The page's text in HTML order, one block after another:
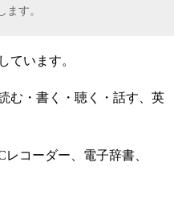
す。
ています。
む・書く・聴く・話す、英
コーダー、電子辞書、